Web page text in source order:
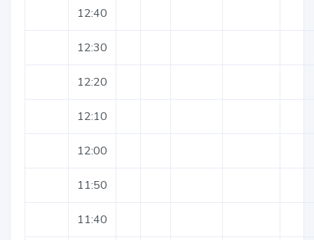
12:40
12:30
12:20
12:10
12:00
11:50
11:40